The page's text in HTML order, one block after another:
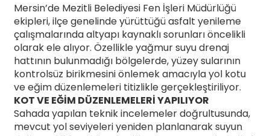
Mersin’de Mezitli Belediyesi Fen İşleri Müdürlüğü
ekipleri, ilçe genelinde yürüttüğü asfalt yenileme
çalışmalarında altyapı kaynaklı sorunları öncelikli
olarak ele alıyor. Özellikle yağmur suyu drenaj
hattının bulunmadığı bölgelerde, yüzey sularının
kontrolsüz birikmesini önlemek amacıyla yol kotu
ve eğim düzenlemeleri titizlikle gerçekleştiriliyor.
KOT VE EĞİM DÜZENLEMELERİ YAPILIYOR
Sahada yapılan teknik incelemeler doğrultusunda,
mevcut yol seviyeleri yeniden planlanarak suyun